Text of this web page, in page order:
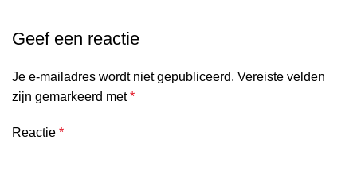
Geef een reactie
Je e-mailadres wordt niet gepubliceerd. Vereiste velden
zijn gemarkeerd met*
Reactie *